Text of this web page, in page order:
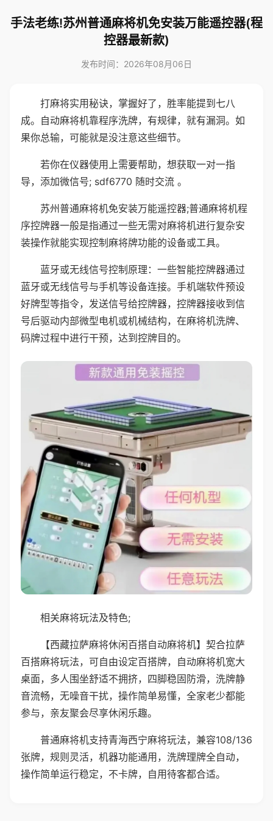
手法老练!苏州普通麻将机免安装万能遥控器(程
控器最新款)
发布时间：2026年08月06日
打麻将实用秘诀，掌握好了，胜率能提到七八
成。自动麻将机靠程序洗牌，有规律，就有漏洞。如
果你总输，可能就是没注意这些细节。
若你在仪器使用上需要帮助，想获取一对一指
导，添加微信号; sdf6770 随时交流 。
苏州普通麻将机免安装万能遥控器;普通麻将机程
序控牌器一般是指通过一些无需对麻将机进行复杂安
装操作就能实现控制麻将牌功能的设备或工具。
蓝牙或无线信号控制原理：一些智能控牌器通过
蓝牙或无线信号与手机等设备连接。手机端软件预设
好牌型等指令，发送信号给控牌器，控牌器接收到信
号后驱动内部微型电机或机械结构，在麻将机洗牌、
码牌过程中进行干预，达到控牌目的。
相关麻将玩法及特色;
【西藏拉萨麻将休闲百搭自动麻将机】契合拉萨
百搭麻将玩法，可自由设定百搭牌，自动麻将机宽大
桌面，多人围坐舒适不拥挤，四脚稳固防滑，洗牌静
音流畅，无噪音干扰，操作简单易懂，全家老少都能
参与，亲友聚会尽享休闲乐趣。
普通麻将机支持青海西宁麻将玩法，兼容108/136
张牌，规则灵活，机器功能通用，洗牌理牌全自动，
操作简单运行稳定，不卡牌，自用待客都合适。